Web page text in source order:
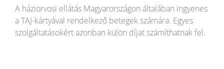
A háziorvosi ellátás Magyarországon általában ingyenes
a TAJ-kártyával rendelkező betegek számára. Egyes
szolgáltatásokért azonban külön díjat számíthatnak fel.